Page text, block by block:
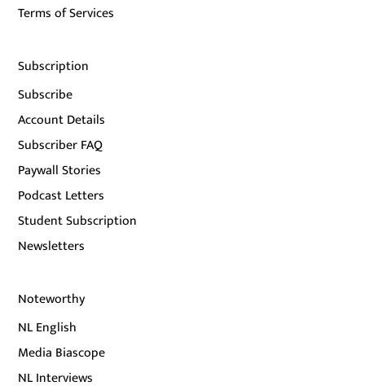
Terms of Services
Subscription
Subscribe
Account Details
Subscriber FAQ
Paywall Stories
Podcast Letters
Student Subscription
Newsletters
Noteworthy
NL English
Media Biascope
NL Interviews